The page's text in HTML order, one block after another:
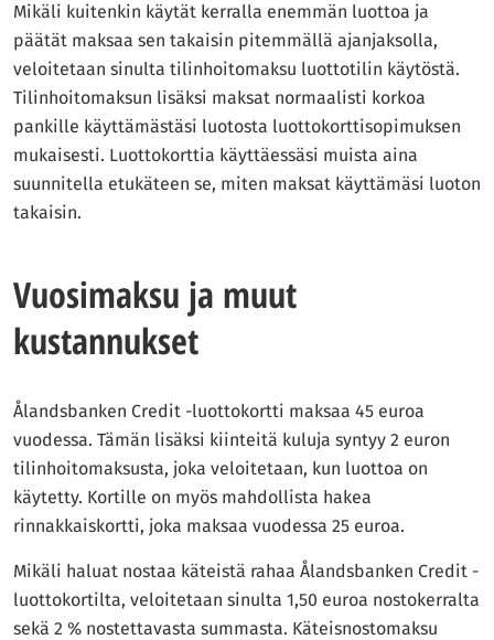
Mikäli kuitenkin käytät kerralla enemmän luottoa ja
päätät maksaa sen takaisin pitemmällä ajanjaksolla,
veloitetaan sinulta tilinhoitomaksu luottotilin käytöstä.
Tilinhoitomaksun lisäksi maksat normaalisti korkoa
pankille käyttämästäsi luotosta luottokorttisopimuksen
mukaisesti. Luottokorttia käyttäessäsi muista aina
suunnitella etukäteen se, miten maksat käyttämäsi luoton
takaisin.
Vuosimaksu ja muut
kustannukset
Ålandsbanken Credit -luottokortti maksaa 45 euroa
vuodessa. Tämän lisäksi kiinteitä kuluja syntyy 2 euron
tilinhoitomaksusta, joka veloitetaan, kun luottoa on
käytetty. Kortille on myös mahdollista hakea
rinnakkaiskortti, joka maksaa vuodessa 25 euroa.
Mikäli haluat nostaa käteistä rahaa Ålandsbanken Credit -
luottokortilta, veloitetaan sinulta 1,50 euroa nostokerralta
sekä 2 % nostettavasta summasta. Käteisnostomaksu